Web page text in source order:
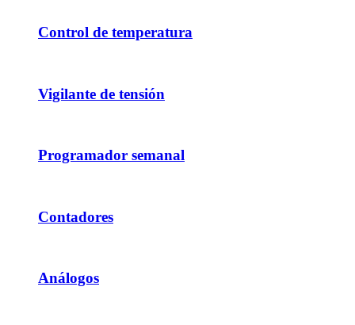
Control de temperatura
Vigilante de tensión
Programador semanal
Contadores
Análogos